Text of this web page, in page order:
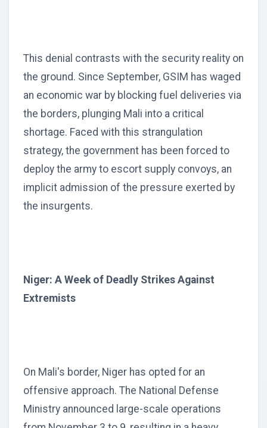
This denial contrasts with the security reality on
the ground. Since September, GSIM has waged
an economic war by blocking fuel deliveries via
the borders, plunging Mali into a critical
shortage. Faced with this strangulation
strategy, the government has been forced to
deploy the army to escort supply convoys, an
implicit admission of the pressure exerted by
the insurgents.
Niger: A Week of Deadly Strikes Against
Extremists
On Mali's border, Niger has opted for an
offensive approach. The National Defense
Ministry announced large-scale operations